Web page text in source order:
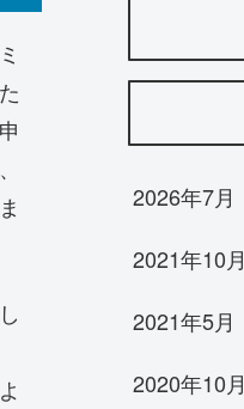
2026年7月
2021年10月
2021年5月
2020年10月